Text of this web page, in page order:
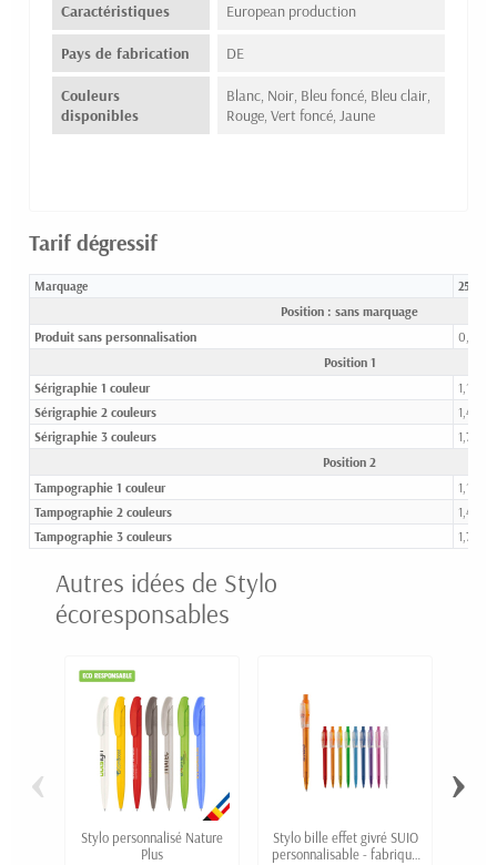
Caractéristiques European production
Pays de fabrication DE
Couleurs
disponibles
Blanc, Noir, Bleu foncé, Bleu clair,
Rouge, Vert foncé, Jaune
Tarif dégressif
Marquage 250-
Position : sans marquage
Produit sans personnalisation
0,66 €
Position 1
Sérigraphie 1 couleur
1,10 €
Sérigraphie 2 couleurs
1,44 €
Sérigraphie 3 couleurs
1,78 €
Position 2
Tampographie 1 couleur
1,10 €
Tampographie 2 couleurs
1,44 €
Tampographie 3 couleurs
1,78 €
Autres idées de Stylo
écoresponsables
Stylo personnalisé Nature
Plus
Stylo bille effet givré SUIO
personnalisable - fabriqué
‹ ›